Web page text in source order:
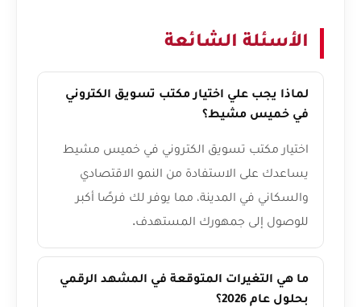
الأسئلة الشائعة
لماذا يجب علي اختيار مكتب تسويق الكتروني
في خميس مشيط؟
اختيار مكتب تسويق الكتروني في خميس مشيط
يساعدك على الاستفادة من النمو الاقتصادي
والسكاني في المدينة، مما يوفر لك فرصًا أكبر
للوصول إلى جمهورك المستهدف.
ما هي التغيرات المتوقعة في المشهد الرقمي
بحلول عام 2026؟